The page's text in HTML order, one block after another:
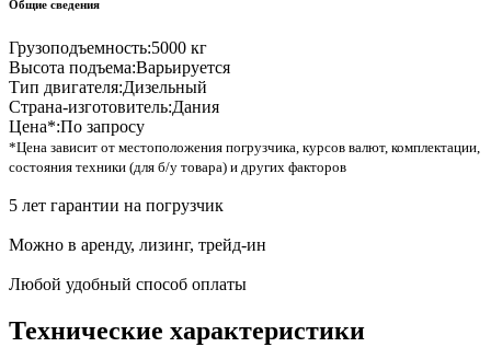
Общие сведения
Грузоподъемность:5000 кг
Высота подъема:Варьируется
Тип двигателя:Дизельный
Страна-изготовитель:Дания
Цена*:По запросу
*Цена зависит от местоположения погрузчика, курсов валют, комплектации,
состояния техники (для б/у товара) и других факторов
5 лет гарантии на погрузчик
Можно в аренду, лизинг, трейд-ин
Любой удобный способ оплаты
Технические характеристики